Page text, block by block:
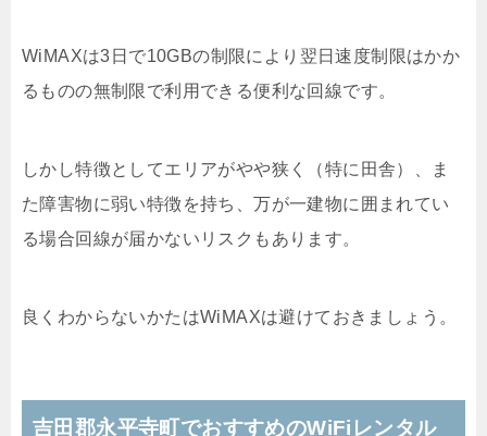
WiMAXは3日で10GBの制限により翌日速度制限はかか
るものの無制限で利用できる便利な回線です。
しかし特徴としてエリアがやや狭く（特に田舎）、ま
た障害物に弱い特徴を持ち、万が一建物に囲まれてい
る場合回線が届かないリスクもあります。
良くわからないかたはWiMAXは避けておきましょう。
吉田郡永平寺町でおすすめのWiFiレンタル